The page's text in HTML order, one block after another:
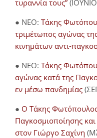
τυραννία τους”
● NEO: Τάκης
τριμέτωπος αγώνας
κινημάτων αντι-
● NEO: Τάκης
αγώνας κατά της
εν μέσω πανδημίας
● Ο Τάκης Φωτόπουλος
Παγκοσμιοποίησης
στον Γιώργο Σαχίνη